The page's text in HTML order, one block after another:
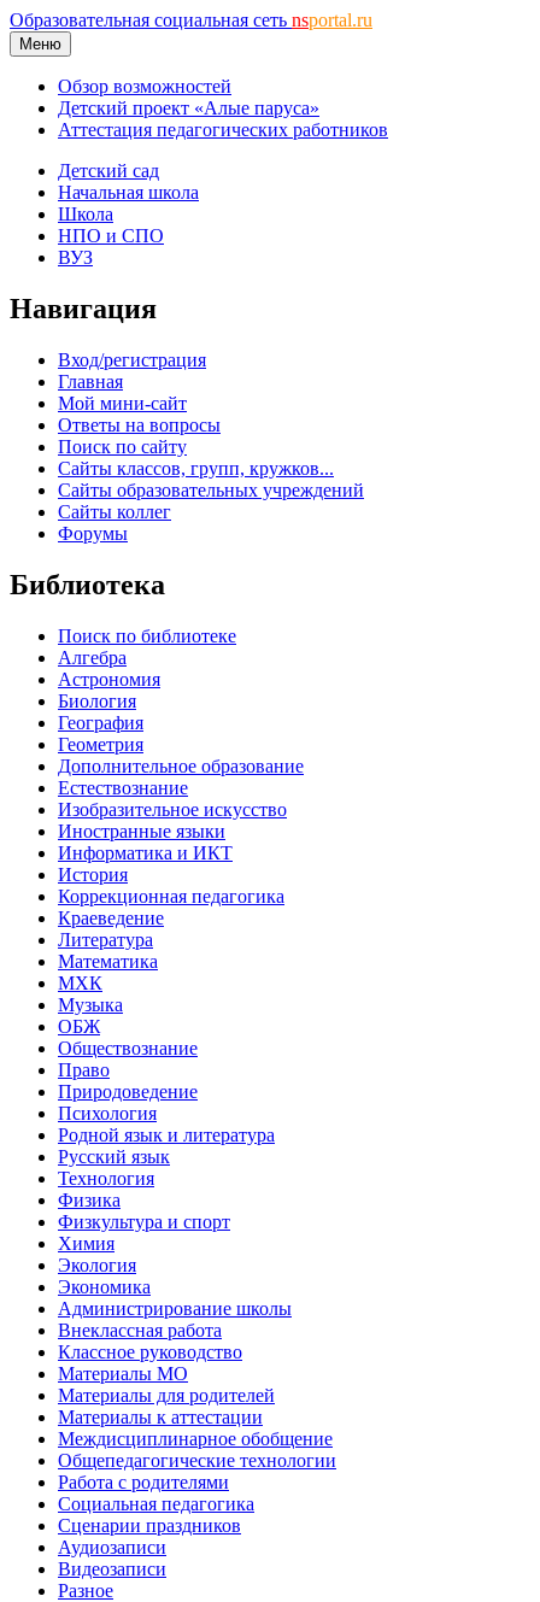
Образовательная социальная сеть nsportal.ru
Меню
Обзор возможностей
Детский проект «Алые паруса»
Аттестация педагогических работников
Детский сад
Начальная школа
Школа
НПО и СПО
ВУЗ
Навигация
Вход/регистрация
Главная
Мой мини-сайт
Ответы на вопросы
Поиск по сайту
Сайты классов, групп, кружков...
Сайты образовательных учреждений
Сайты коллег
Форумы
Библиотека
Поиск по библиотеке
Алгебра
Астрономия
Биология
География
Геометрия
Дополнительное образование
Естествознание
Изобразительное искусство
Иностранные языки
Информатика и ИКТ
История
Коррекционная педагогика
Краеведение
Литература
Математика
МХК
Музыка
ОБЖ
Обществознание
Право
Природоведение
Психология
Родной язык и литература
Русский язык
Технология
Физика
Физкультура и спорт
Химия
Экология
Экономика
Администрирование школы
Внеклассная работа
Классное руководство
Материалы МО
Материалы для родителей
Материалы к аттестации
Междисциплинарное обобщение
Общепедагогические технологии
Работа с родителями
Социальная педагогика
Сценарии праздников
Аудиозаписи
Видеозаписи
Разное